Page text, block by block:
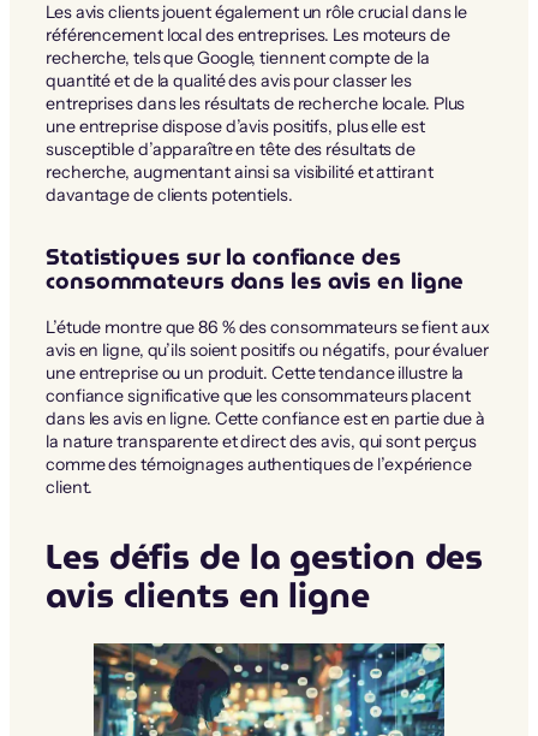
Les avis clients jouent également un rôle crucial dans le
référencement local des entreprises. Les moteurs de
recherche, tels que Google, tiennent compte de la
quantité et de la qualité des avis pour classer les
entreprises dans les résultats de recherche locale. Plus
une entreprise dispose d’avis positifs, plus elle est
susceptible d’apparaître en tête des résultats de
recherche, augmentant ainsi sa visibilité et attirant
davantage de clients potentiels.
Statistiques sur la confiance des
consommateurs dans les avis en ligne
L’étude montre que 86 % des consommateurs se fient aux
avis en ligne, qu’ils soient positifs ou négatifs, pour évaluer
une entreprise ou un produit. Cette tendance illustre la
confiance significative que les consommateurs placent
dans les avis en ligne. Cette confiance est en partie due à
la nature transparente et direct des avis, qui sont perçus
comme des témoignages authentiques de l’expérience
client.
Les défis de la gestion des
avis clients en ligne